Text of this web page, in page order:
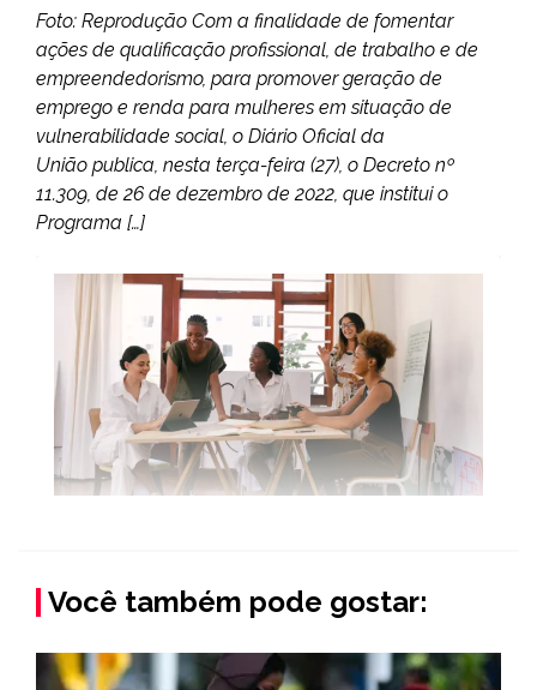
Foto: Reprodução Com a finalidade de fomentar
ações de qualificação profissional, de trabalho e de
empreendedorismo, para promover geração de
emprego e renda para mulheres em situação de
vulnerabilidade social, o Diário Oficial da
União publica, nesta terça-feira (27), o Decreto nº
11.309, de 26 de dezembro de 2022, que institui o
Programa […]
Você também pode gostar: